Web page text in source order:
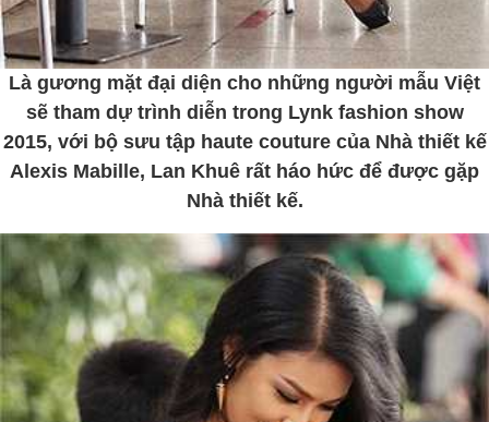
Là gương mặt đại diện cho những người mẫu Việt
sẽ tham dự trình diễn trong Lynk fashion show
2015, với bộ sưu tập haute couture của Nhà thiết kế
Alexis Mabille, Lan Khuê rất háo hức để được gặp
Nhà thiết kế.